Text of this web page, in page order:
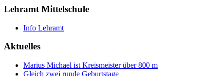
Lehramt Mittelschule
Info Lehramt
Aktuelles
Marius Michael ist Kreismeister über 800 m
Gleich zwei runde Geburtstage